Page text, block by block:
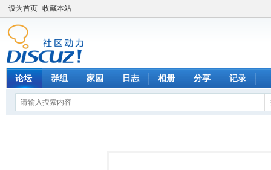
设为首页 收藏本站
论坛 群组 家园 日志 相册 分享 记录